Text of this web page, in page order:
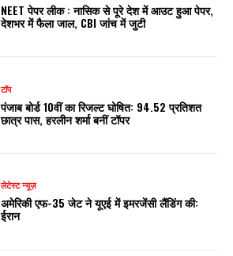
NEET पेपर लीक : नासिक से पूरे देश में आउट हुआ पेपर,
देशभर में फैला जाल, CBI जांच में जुटी
टॉप
पंजाब बोर्ड 10वीं का रिजल्ट घोषित: 94.52 प्रतिशत
छात्र पास, हरलीन शर्मा बनीं टॉपर
लेटेस्ट न्यूज़
अमेरिकी एफ-35 जेट ने यूएई में इमरजेंसी लैंडिंग की:
ईरान